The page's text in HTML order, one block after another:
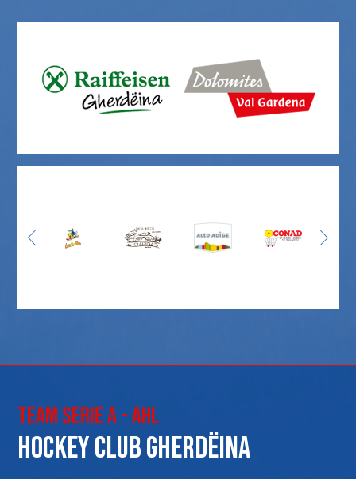
Team Serie A - AHL
Hockey club Gherdëina